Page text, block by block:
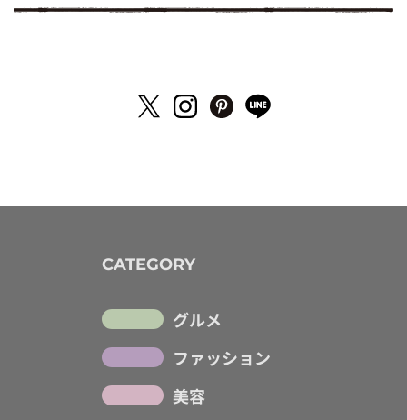
CATEGORY
グルメ
ファッション
美容